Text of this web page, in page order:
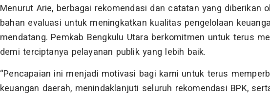
Menurut Arie, berbagai rekomendasi dan catatan yang diberikan
bahan evaluasi untuk meningkatkan kualitas pengelolaan
mendatang. Pemkab Bengkulu Utara berkomitmen untuk terus
demi terciptanya pelayanan publik yang lebih baik.
“Pencapaian ini menjadi motivasi bagi kami untuk terus
keuangan daerah, menindaklanjuti seluruh rekomendasi BPK,